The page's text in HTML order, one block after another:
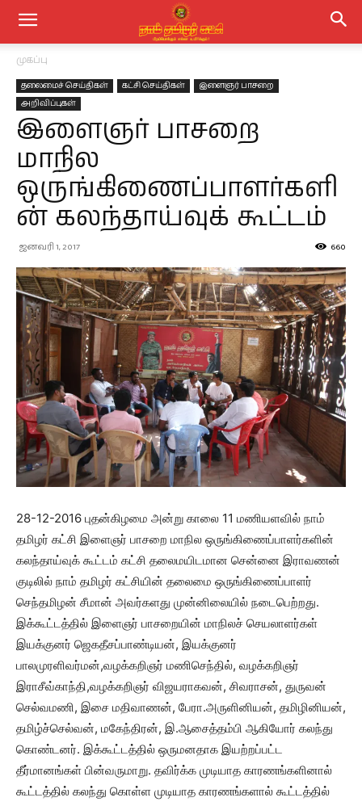
முகப்பு
தலைமைச் செய்திகள் கட்சி செய்திகள்
இளைஞர் பாசறை
அறிவிப்புகள்
இளைஞர் பாசறை
மாநில
ஒருங்கிணைப்பாளர்களி
ன் கலந்தாய்வுக் கூட்டம்
ஜனவரி 1, 2017 660
28-12-2016 புதன்கிழமை அன்று காலை 11 மணியளவில் நாம்
தமிழர் கட்சி இளைஞர் பாசறை மாநில ஒருங்கிணைப்பாளர்களின்
கலந்தாய்வுக் கூட்டம் கட்சி தலைமயிடமான சென்னை இராவணன்
குடிலில் நாம் தமிழர் கட்சியின் தலைமை ஒருங்கிணைப்பாளர்
செந்தமிழன் சீமான் அவர்களது முன்னிலையில் நடைபெற்றது.
இக்கூட்டத்தில் இளைஞர் பாசறையின் மாநிலச் செயலாளர்கள்
இயக்குனர் ஜெகதீசப்பாண்டியன், இயக்குனர்
பாலமுரளிவர்மன்,வழக்கறிஞர் மணிசெந்தில், வழக்கறிஞர்
இராசீவ்காந்தி,வழக்கறிஞர் விஜயராகவன், சிவராசன், துருவன்
செல்வமணி, இசை மதிவாணன், பேரா.அருளினியன், தமிழினியன்,
தமிழ்ச்செல்வன், மகேந்திரன், இ.ஆசைத்தம்பி ஆகியோர் கலந்து
கொண்டனர். இக்கூட்டத்தில் ஒருமனதாக இயற்றப்பட்ட
தீர்மானங்கள் பின்வருமாறு. தவிர்க்க முடியாத காரணங்களினால்
கூட்டத்தில் கலந்து கொள்ள முடியாத காரணங்களால் கூட்டத்தில்